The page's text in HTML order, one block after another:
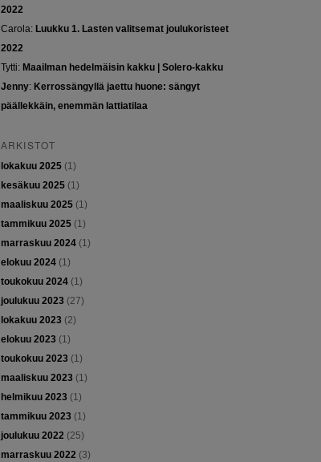
2022
Carola: Luukku 1. Lasten valitsemat joulukoristeet
2022
Tytti: Maailman hedelmäisin kakku | Solero-kakku
Jenny: Kerrossängyllä jaettu huone: sängyt
päällekkäin, enemmän lattiatilaa
ARKISTOT
lokakuu 2025(1)
kesäkuu 2025(1)
maaliskuu 2025(1)
tammikuu 2025(1)
marraskuu 2024(1)
elokuu 2024(1)
toukokuu 2024(1)
joulukuu 2023(27)
lokakuu 2023(2)
elokuu 2023(1)
toukokuu 2023(1)
maaliskuu 2023(1)
helmikuu 2023(1)
tammikuu 2023(1)
joulukuu 2022(25)
marraskuu 2022(3)